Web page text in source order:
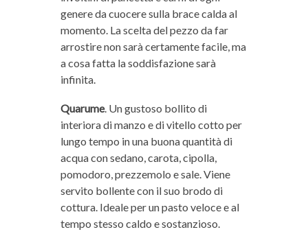
genere da cuocere sulla brace calda al
momento. La scelta del pezzo da far
arrostire non sarà certamente facile, ma
a cosa fatta la soddisfazione sarà
infinita.
Quarume. Un gustoso bollito di
interiora di manzo e di vitello cotto per
lungo tempo in una buona quantità di
acqua con sedano, carota, cipolla,
pomodoro, prezzemolo e sale. Viene
servito bollente con il suo brodo di
cottura. Ideale per un pasto veloce e al
tempo stesso caldo e sostanzioso.